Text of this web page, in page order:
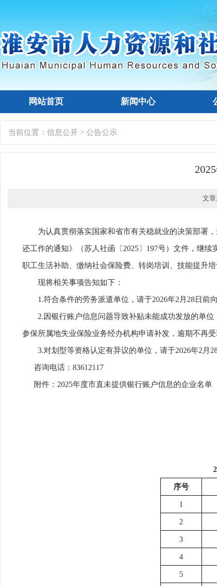
网站首页 新闻中心
当前位置： 信息公开 > 公告公示
文
为认真贯彻落实国家和省市有关稳就业的决策部署
还工作的通知》（苏人社函〔2025〕197号）文件，继
职工生活补助、缴纳社会保险费、转岗培训、技能提升
现将相关事项告知如下：
1.符合条件的劳务派遣单位，请于2026年2月28日
2.因银行账户信息问题导致补贴未能成功发放的单
参保所属地失业保险业务经办机构申请补发，逾期不再
3.对划型等资格认定有异议的单位，请于2026年2
咨询电话：83612117
附件：2025年度市直未提供银行账户信息的企业名单
序号
1
2
3
4
5